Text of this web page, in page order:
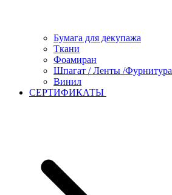
Бумага для декупажа
Ткани
Фоамиран
Шпагат / Ленты /Фурнитура
Винил
СЕРТИФИКАТЫ